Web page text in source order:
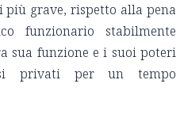
più grave, rispetto alla pena
funzionario stabilmente
sua funzione e i suoi poteri
privati per un tempo